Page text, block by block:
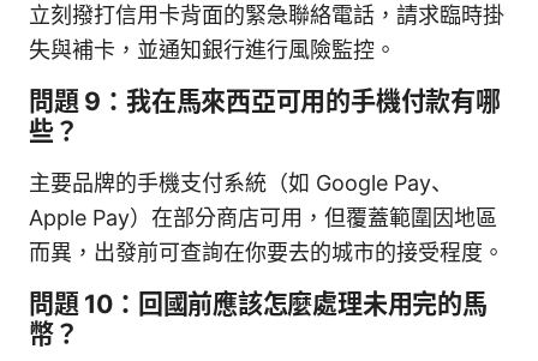
立刻撥打信用卡背面的緊急聯絡電話，請求臨時掛
失與補卡，並通知銀行進行風險監控。
問題 9：我在馬來西亞可用的手機付款有哪
些？
主要品牌的手機支付系統（如 Google Pay、
Apple Pay）在部分商店可用，但覆蓋範圍因地區
而異，出發前可查詢在你要去的城市的接受程度。
問題 10：回國前應該怎麼處理未用完的馬
幣？